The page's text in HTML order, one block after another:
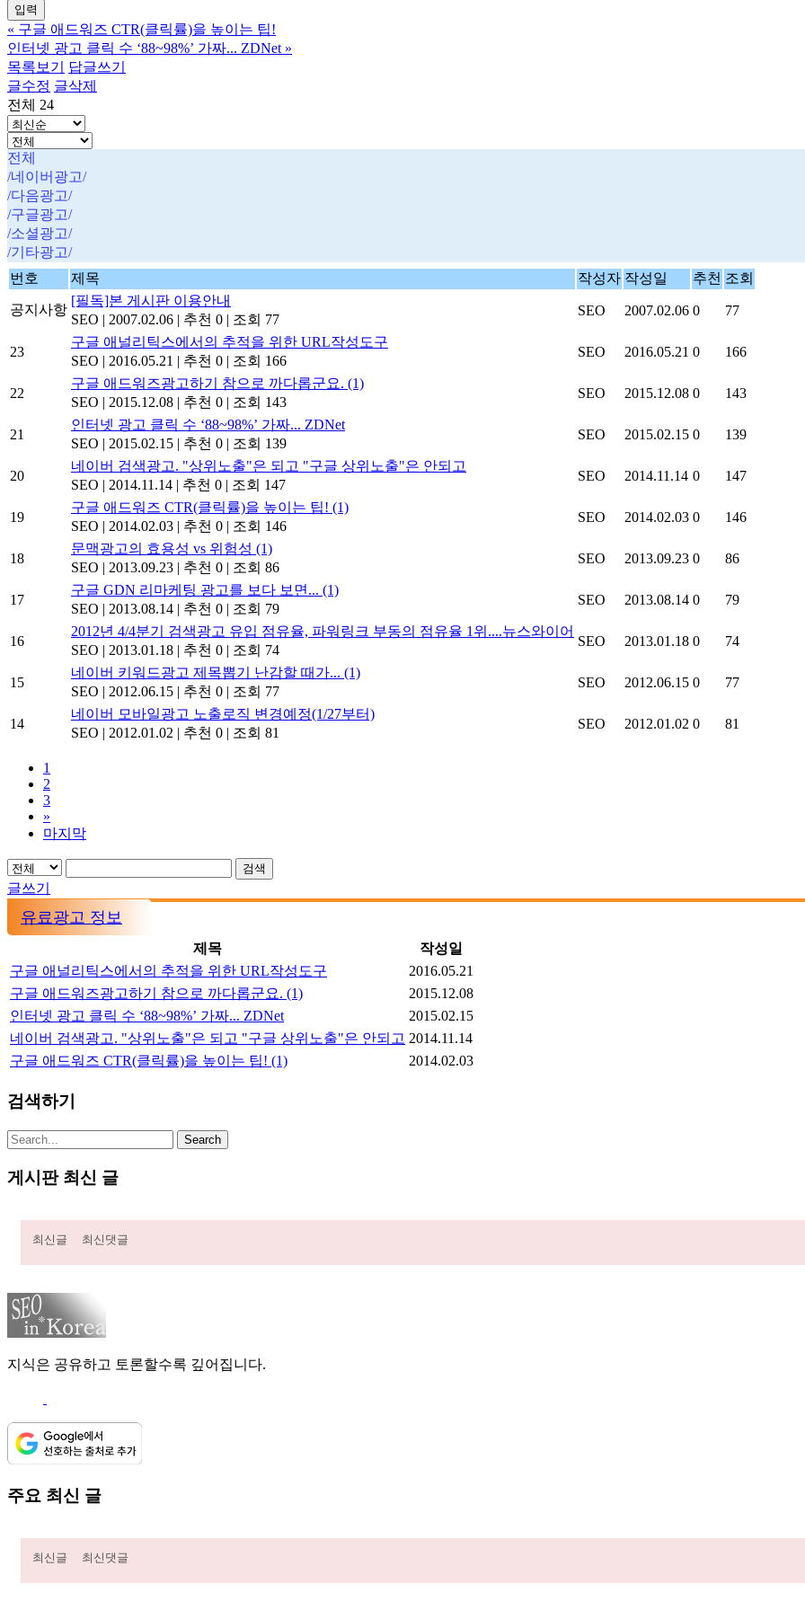
« 구글 애드워즈 CTR(클릭률)을 높이는 팁!
인터넷 광고 클릭 수 ‘88~98%’ 가짜... ZDNet »
목록보기
답글쓰기
글수정 글삭제
전체 24
전체
/네이버광고/
/다음광고/
/구글광고/
/소셜광고/
/기타광고/
번호
제목 작성자 작성일 추천 조회
공지사항
[필독]본 게시판 이용안내
SEO | 2007.02.06 | 추천 0 | 조회 77
SEO 2007.02.06 0 77
23
구글 애널리틱스에서의 추적을 위한 URL작성도구
SEO | 2016.05.21 | 추천 0 | 조회 166
SEO 2016.05.21 0 166
22
구글 애드워즈광고하기 참으로 까다롭군요. (1)
SEO | 2015.12.08 | 추천 0 | 조회 143
SEO 2015.12.08 0 143
21
인터넷 광고 클릭 수 ‘88~98%’ 가짜... ZDNet
SEO | 2015.02.15 | 추천 0 | 조회 139
SEO 2015.02.15 0 139
20
네이버 검색광고. "상위노출"은 되고 "구글 상위노출"은 안되고
SEO | 2014.11.14 | 추천 0 | 조회 147
SEO 2014.11.14 0 147
19
구글 애드워즈 CTR(클릭률)을 높이는 팁! (1)
SEO | 2014.02.03 | 추천 0 | 조회 146
SEO 2014.02.03 0 146
18
문맥광고의 효용성 vs 위험성 (1)
SEO | 2013.09.23 | 추천 0 | 조회 86
SEO 2013.09.23 0 86
17
구글 GDN 리마케팅 광고를 보다 보면... (1)
SEO | 2013.08.14 | 추천 0 | 조회 79
SEO 2013.08.14 0 79
16
2012년 4/4분기 검색광고 유입 점유율, 파워링크 부동의 점유율 1위....뉴스와이어
SEO | 2013.01.18 | 추천 0 | 조회 74
SEO 2013.01.18 0 74
15
네이버 키워드광고 제목뽑기 난감할 때가... (1)
SEO | 2012.06.15 | 추천 0 | 조회 77
SEO 2012.06.15 0 77
14
네이버 모바일광고 노출로직 변경예정(1/27부터)
SEO | 2012.01.02 | 추천 0 | 조회 81
SEO 2012.01.02 0 81
1
2
3
»
마지막
검색
글쓰기
유료광고 정보
제목
작성일
구글 애널리틱스에서의 추적을 위한 URL작성도구
2016.05.21
구글 애드워즈광고하기 참으로 까다롭군요. (1)
2015.12.08
인터넷 광고 클릭 수 ‘88~98%’ 가짜... ZDNet
2015.02.15
네이버 검색광고. "상위노출"은 되고 "구글 상위노출"은 안되고 2014.11.14
구글 애드워즈 CTR(클릭률)을 높이는 팁! (1) 2014.02.03
검색하기
게시판 최신 글
최신글 최신댓글
지식은 공유하고 토론할수록 깊어집니다.
주요 최신 글
최신글 최신댓글